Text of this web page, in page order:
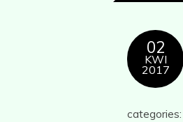
02
KWI
2017
categories: